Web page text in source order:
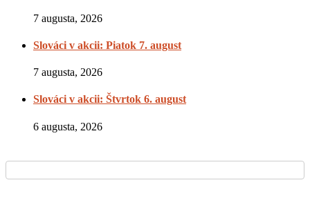
7 augusta, 2026
Slováci v akcii: Piatok 7. august
7 augusta, 2026
Slováci v akcii: Štvrtok 6. august
6 augusta, 2026